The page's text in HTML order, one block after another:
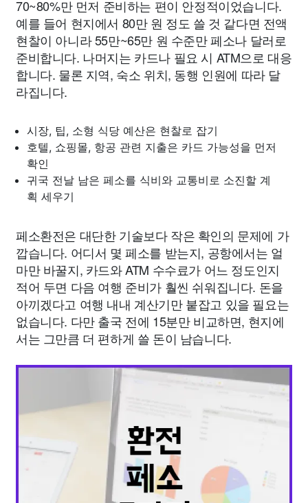
70~80%만 먼저 준비하는 편이 안정적이었습니다.
예를 들어 현지에서 80만 원 정도 쓸 것 같다면 전액
현찰이 아니라 55만~65만 원 수준만 페소나 달러로
준비합니다. 나머지는 카드나 필요 시 ATM으로 대응
합니다. 물론 지역, 숙소 위치, 동행 인원에 따라 달
라집니다.
시장, 팁, 소형 식당 예산은 현찰로 잡기
호텔, 쇼핑몰, 항공 관련 지출은 카드 가능성을 먼저
확인
귀국 전날 남은 페소를 식비와 교통비로 소진할 계
획 세우기
페소환전은 대단한 기술보다 작은 확인의 문제에 가
깝습니다. 어디서 몇 페소를 받는지, 공항에서는 얼
마만 바꿀지, 카드와 ATM 수수료가 어느 정도인지
적어 두면 다음 여행 준비가 훨씬 쉬워집니다. 돈을
아끼겠다고 여행 내내 계산기만 붙잡고 있을 필요는
없습니다. 다만 출국 전에 15분만 비교하면, 현지에
서는 그만큼 더 편하게 쓸 돈이 남습니다.